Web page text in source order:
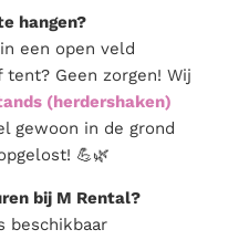
hangen?
een open veld
Geen zorgen! Wij
(herdershaken)
gewoon in de grond
💪🌿
bij M Rental?
beschikbaar